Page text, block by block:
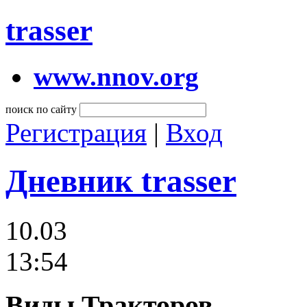
trasser
www.nnov.org
поиск по сайту
Регистрация | Вход
Дневник trasser
10.03
13:54